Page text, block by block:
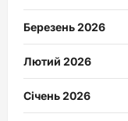
Березень 2026
Лютий 2026
Січень 2026